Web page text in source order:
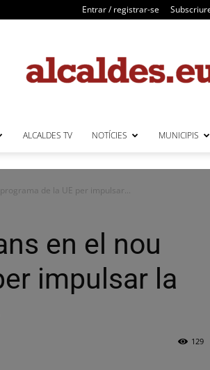
Entrar / registrar-se
ALCALDES TV NOTÍCIES MUNICIPIS
de la UE per impulsar...
en el nou
impulsar la
129